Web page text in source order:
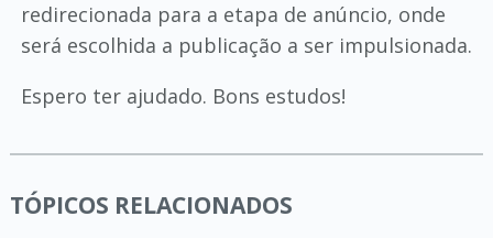
redirecionada para a etapa de anúncio, onde
será escolhida a publicação a ser impulsionada.
Espero ter ajudado. Bons estudos!
TÓPICOS RELACIONADOS